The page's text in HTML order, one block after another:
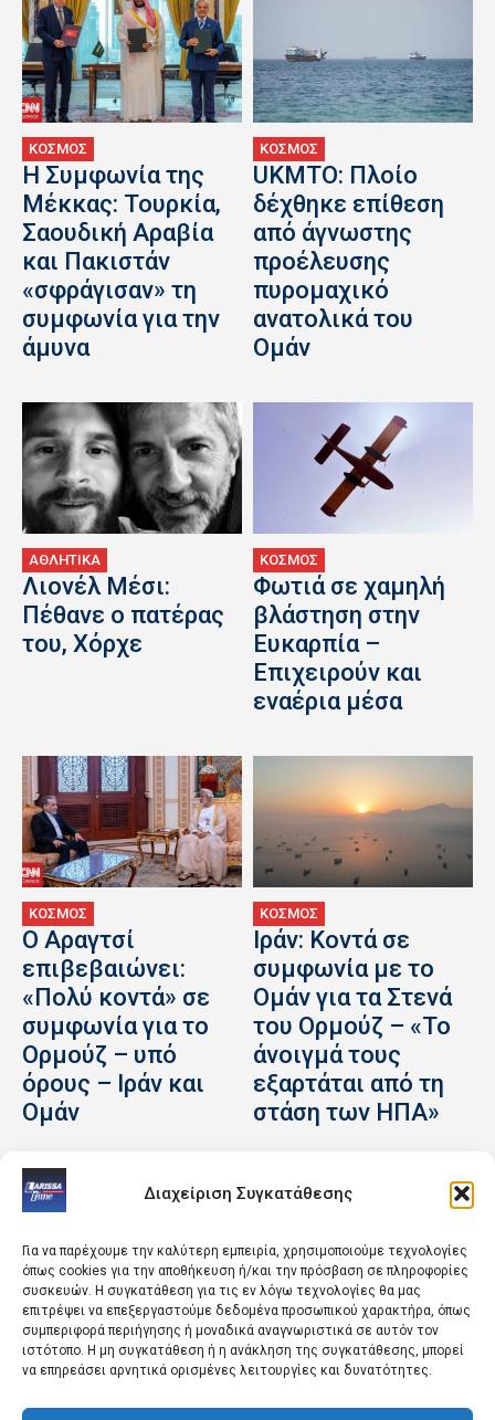
Διαχείριση Συγκατάθεσης
Για να παρέχουμε την καλύτερη εμπειρία, χρησιμοποιούμε τεχνολογίες
όπως cookies για την αποθήκευση ή/και την πρόσβαση σε πληροφορίες
συσκευών. Η συγκατάθεση για τις εν λόγω τεχνολογίες θα μας
επιτρέψει να επεξεργαστούμε δεδομένα προσωπικού χαρακτήρα, όπως
συμπεριφορά περιήγησης ή μοναδικά αναγνωριστικά σε αυτόν τον
ιστότοπο. Η μη συγκατάθεση ή η ανάκληση της συγκατάθεσης, μπορεί
να επηρεάσει αρνητικά ορισμένες λειτουργίες και δυνατότητες.
ΚΟΣΜΟΣ
Η Συμφωνία της
Μέκκας: Τουρκία,
Σαουδική Αραβία
και Πακιστάν
«σφράγισαν» τη
συμφωνία για την
άμυνα
ΚΟΣΜΟΣ
UKMTO: Πλοίο
δέχθηκε επίθεση
από άγνωστης
προέλευσης
πυρομαχικό
ανατολικά του
Ομάν
ΑΘΛΗΤΙΚΑ
Λιονέλ Μέσι:
Πέθανε ο πατέρας
του, Χόρχε
ΚΟΣΜΟΣ
Φωτιά σε χαμηλή
βλάστηση στην
Ευκαρπία –
Επιχειρούν και
εναέρια μέσα
ΚΟΣΜΟΣ
Ο Αραγτσί
επιβεβαιώνει:
«Πολύ κοντά» σε
συμφωνία για το
Ορμούζ – υπό
όρους – Ιράν και
Ομάν
ΚΟΣΜΟΣ
Ιράν: Κοντά σε
συμφωνία με το
Ομάν για τα Στενά
του Ορμούζ – «Το
άνοιγμά τους
εξαρτάται από τη
στάση των ΗΠΑ»
ΑΘΛΗΤΙΚΑ
Παγκόσμιο
Πρωτάθλημα
Κωπηλασίας:
ΚΟΣΜΟΣ
Φωτιά σε χαμηλή
βλάστηση στη
Σίνδο – Επιχειρούν